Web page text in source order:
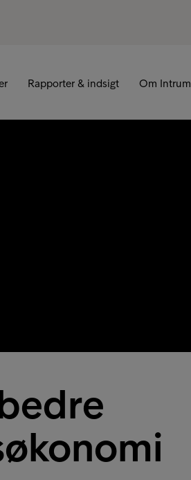
Rapporter & indsigt Om Intrum